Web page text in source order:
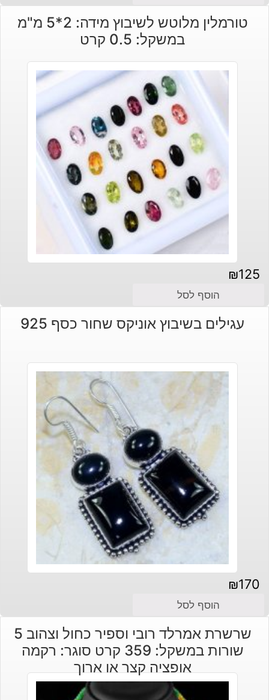
טורמלין מלוטש לשיבוץ מידה: 2*5 מ"מ
במשקל: 0.5 קרט
₪125
הוסף לסל
עגילים בשיבוץ אוניקס שחור כסף 925
₪170
הוסף לסל
שרשרת אמרלד רובי וספיר כחול וצהוב 5
שורות במשקל: 359 קרט סוגר: רקמה
אופציה קצר או ארוך